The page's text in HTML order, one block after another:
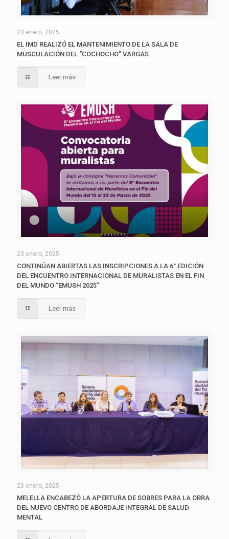
23 enero, 2025
EL IMD REALIZÓ EL MANTENIMIENTO DE LA SALA DE
MUSCULACIÓN DEL “COCHOCHO” VARGAS
Leer más
23 enero, 2025
CONTINÚAN ABIERTAS LAS INSCRIPCIONES A LA 6° EDICIÓN
DEL ENCUENTRO INTERNACIONAL DE MURALISTAS EN EL FIN
DEL MUNDO “EMUSH 2025”
Leer más
23 enero, 2025
MELELLA ENCABEZÓ LA APERTURA DE SOBRES PARA LA OBRA
DEL NUEVO CENTRO DE ABORDAJE INTEGRAL DE SALUD
MENTAL